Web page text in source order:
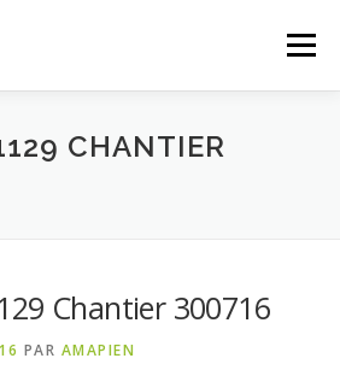
Menu
LES PANIERS
CHANTIER
Chantier 300716
PAR AMAPIEN